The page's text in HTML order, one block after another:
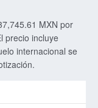
MXN por
precio incluye
internacional se